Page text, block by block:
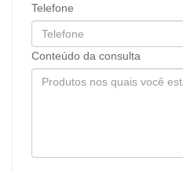
Telefone
Conteúdo da consulta